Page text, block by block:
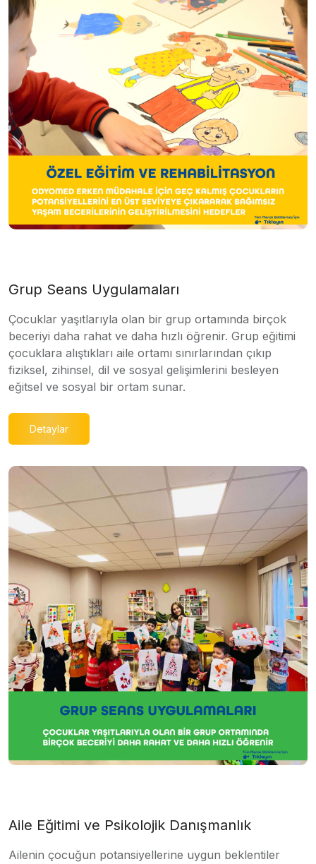
Grup Seans Uygulamaları
Çocuklar yaşıtlarıyla olan bir grup ortamında birçok
beceriyi daha rahat ve daha hızlı öğrenir. Grup eğitimi
çocuklara alıştıkları aile ortamı sınırlarından çıkıp
fiziksel, zihinsel, dil ve sosyal gelişimlerini besleyen
eğitsel ve sosyal bir ortam sunar.
Detaylar
Aile Eğitimi ve Psikolojik Danışmanlık
Ailenin çocuğun potansiyellerine uygun beklentiler